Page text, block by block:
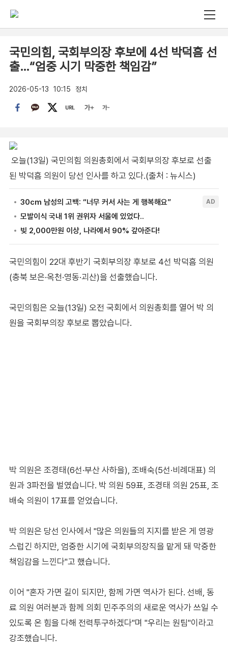
국민의힘, 국회부의장 후보에 4선 박덕흠 선
출…“엄중 시기 막중한 책임감”
2026-05-13 10:15 정치
오늘(13일) 국민의힘 의원총회에서 국회부의장 후보로 선출
된 박덕흠 의원이 당선 인사를 하고 있다.(출처 : 뉴시스)
국민의힘이 22대 후반기 국회부의장 후보로 4선 박덕흠 의원
(충북 보은·옥천·영동·괴산)을 선출했습니다.
국민의힘은 오늘(13일) 오전 국회에서 의원총회를 열어 박 의
원을 국회부의장 후보로 뽑았습니다.
박 의원은 조경태(6선·부산 사하을), 조배숙(5선·비례대표) 의
원과 3파전을 벌였습니다. 박 의원 59표, 조경태 의원 25표, 조
배숙 의원이 17표를 얻었습니다.
박 의원은 당선 인사에서 "많은 의원들의 지지를 받은 게 영광
스럽긴 하지만, 엄중한 시기에 국회부의장직을 맡게 돼 막중한
책임감을 느낀다"고 했습니다.
이어 "혼자 가면 길이 되지만, 함께 가면 역사가 된다. 선배, 동
료 의원 여러분과 함께 의회 민주주의의 새로운 역사가 쓰일 수
있도록 온 힘을 다해 전력투구하겠다"며 "우리는 원팀"이라고
강조했습니다.